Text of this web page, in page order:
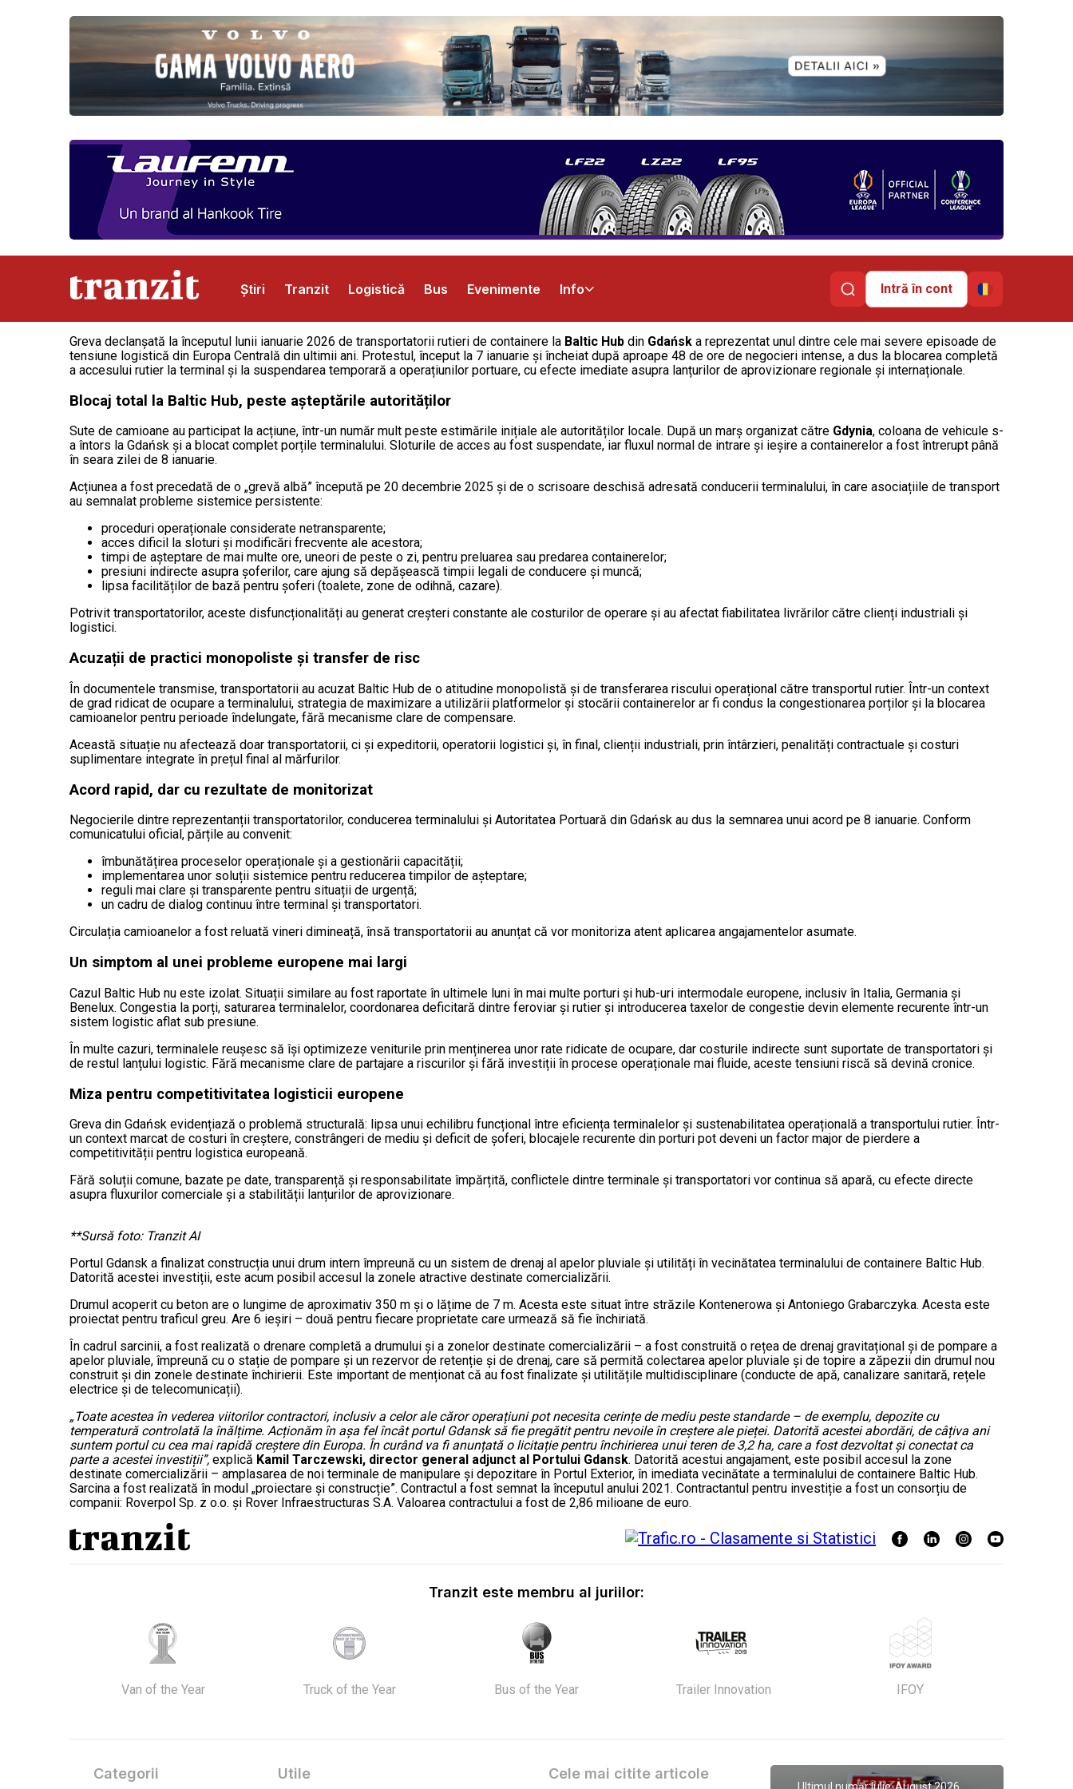
Știri Tranzit Logistică Bus Evenimente Info
Abonamente Publicitate Contact
Intră în cont
Greva declanșată la începutul lunii ianuarie 2026 de transportatorii rutieri de containere la Baltic Hub din Gdańsk a reprezentat unul dintre cele mai severe episoade de
tensiune logistică din Europa Centrală din ultimii ani. Protestul, început la 7 ianuarie și încheiat după aproape 48 de ore de negocieri intense, a dus la blocarea completă
a accesului rutier la terminal și la suspendarea temporară a operațiunilor portuare, cu efecte imediate asupra lanțurilor de aprovizionare regionale și internaționale.
Blocaj total la Baltic Hub, peste așteptările autorităților
Sute de camioane au participat la acțiune, într-un număr mult peste estimările inițiale ale autorităților locale. După un marș organizat către Gdynia, coloana de vehicule s-
a întors la Gdańsk și a blocat complet porțile terminalului. Sloturile de acces au fost suspendate, iar fluxul normal de intrare și ieșire a containerelor a fost întrerupt până
în seara zilei de 8 ianuarie.
Acțiunea a fost precedată de o „grevă albă” începută pe 20 decembrie 2025 și de o scrisoare deschisă adresată conducerii terminalului, în care asociațiile de transport
au semnalat probleme sistemice persistente:
proceduri operaționale considerate netransparente;
acces dificil la sloturi și modificări frecvente ale acestora;
timpi de așteptare de mai multe ore, uneori de peste o zi, pentru preluarea sau predarea containerelor;
presiuni indirecte asupra șoferilor, care ajung să depășească timpii legali de conducere și muncă;
lipsa facilităților de bază pentru șoferi (toalete, zone de odihnă, cazare).
Potrivit transportatorilor, aceste disfuncționalități au generat creșteri constante ale costurilor de operare și au afectat fiabilitatea livrărilor către clienți industriali și
logistici.
Acuzații de practici monopoliste și transfer de risc
În documentele transmise, transportatorii au acuzat Baltic Hub de o atitudine monopolistă și de transferarea riscului operațional către transportul rutier. Într-un context
de grad ridicat de ocupare a terminalului, strategia de maximizare a utilizării platformelor și stocării containerelor ar fi condus la congestionarea porților și la blocarea
camioanelor pentru perioade îndelungate, fără mecanisme clare de compensare.
Această situație nu afectează doar transportatorii, ci și expeditorii, operatorii logistici și, în final, clienții industriali, prin întârzieri, penalități contractuale și costuri
suplimentare integrate în prețul final al mărfurilor.
Acord rapid, dar cu rezultate de monitorizat
Negocierile dintre reprezentanții transportatorilor, conducerea terminalului și Autoritatea Portuară din Gdańsk au dus la semnarea unui acord pe 8 ianuarie. Conform
comunicatului oficial, părțile au convenit:
îmbunătățirea proceselor operaționale și a gestionării capacității;
implementarea unor soluții sistemice pentru reducerea timpilor de așteptare;
reguli mai clare și transparente pentru situații de urgență;
un cadru de dialog continuu între terminal și transportatori.
Circulația camioanelor a fost reluată vineri dimineață, însă transportatorii au anunțat că vor monitoriza atent aplicarea angajamentelor asumate.
Un simptom al unei probleme europene mai largi
Cazul Baltic Hub nu este izolat. Situații similare au fost raportate în ultimele luni în mai multe porturi și hub-uri intermodale europene, inclusiv în Italia, Germania și
Benelux. Congestia la porți, saturarea terminalelor, coordonarea deficitară dintre feroviar și rutier și introducerea taxelor de congestie devin elemente recurente într-un
sistem logistic aflat sub presiune.
În multe cazuri, terminalele reușesc să își optimizeze veniturile prin menținerea unor rate ridicate de ocupare, dar costurile indirecte sunt suportate de transportatori și
de restul lanțului logistic. Fără mecanisme clare de partajare a riscurilor și fără investiții în procese operaționale mai fluide, aceste tensiuni riscă să devină cronice.
Miza pentru competitivitatea logisticii europene
Greva din Gdańsk evidențiază o problemă structurală: lipsa unui echilibru funcțional între eficiența terminalelor și sustenabilitatea operațională a transportului rutier. Într-
un context marcat de costuri în creștere, constrângeri de mediu și deficit de șoferi, blocajele recurente din porturi pot deveni un factor major de pierdere a
competitivității pentru logistica europeană.
Fără soluții comune, bazate pe date, transparență și responsabilitate împărțită, conflictele dintre terminale și transportatori vor continua să apară, cu efecte directe
asupra fluxurilor comerciale și a stabilității lanțurilor de aprovizionare.
**Sursă foto: Tranzit AI
Portul Gdansk a finalizat construcția unui drum intern împreună cu un sistem de drenaj al apelor pluviale și utilități în vecinătatea terminalului de containere Baltic Hub.
Datorită acestei investiții, este acum posibil accesul la zonele atractive destinate comercializării.
Drumul acoperit cu beton are o lungime de aproximativ 350 m și o lățime de 7 m. Acesta este situat între străzile Kontenerowa și Antoniego Grabarczyka. Acesta este
proiectat pentru traficul greu. Are 6 ieșiri – două pentru fiecare proprietate care urmează să fie închiriată.
În cadrul sarcinii, a fost realizată o drenare completă a drumului și a zonelor destinate comercializării – a fost construită o rețea de drenaj gravitațional și de pompare a
apelor pluviale, împreună cu o stație de pompare și un rezervor de retenție și de drenaj, care să permită colectarea apelor pluviale și de topire a zăpezii din drumul nou
construit și din zonele destinate închirierii. Este important de menționat că au fost finalizate și utilitățile multidisciplinare (conducte de apă, canalizare sanitară, rețele
electrice și de telecomunicații).
„Toate acestea în vederea viitorilor contractori, inclusiv a celor ale căror operațiuni pot necesita cerințe de mediu peste standarde – de exemplu, depozite cu
temperatură controlată la înălțime. Acționăm în așa fel încât portul Gdansk să fie pregătit pentru nevoile în creștere ale pieței. Datorită acestei abordări, de câțiva ani
suntem portul cu cea mai rapidă creștere din Europa. În curând va fi anunțată o licitație pentru închirierea unui teren de 3,2 ha, care a fost dezvoltat și conectat ca
parte a acestei investiții”, explică Kamil Tarczewski, director general adjunct al Portului Gdansk. Datorită acestui angajament, este posibil accesul la zone
destinate comercializării – amplasarea de noi terminale de manipulare și depozitare în Portul Exterior, în imediata vecinătate a terminalului de containere Baltic Hub.
Sarcina a fost realizată în modul „proiectare și construcție”. Contractul a fost semnat la începutul anului 2021. Contractantul pentru investiție a fost un consorțiu de
companii: Roverpol Sp. z o.o. și Rover Infraestructuras S.A. Valoarea contractului a fost de 2,86 milioane de euro.
Tranzit este membru al juriilor:
Van of the Year Truck of the Year Bus of the Year Trailer Innovation IFOY
Categorii Utile Cele mai citite articole